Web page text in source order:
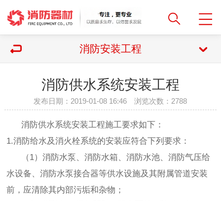
消防安装工程
消防供水系统安装工程
发布日期：2019-01-08 16:46 浏览次数： 2788
消防供水系统安装工程施工要求如下：
1.消防给水及消火栓系统的安装应符合下列要求：
（1）消防水泵、消防水箱、消防水池、消防气压给
水设备、消防水泵接合器等供水设施及其附属管道安装
前，应清除其内部污垢和杂物；